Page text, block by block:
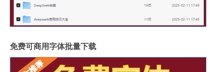
免费可商用字体批量下载